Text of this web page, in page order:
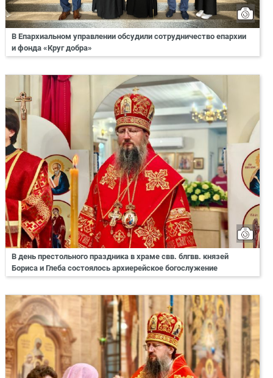
В Епархиальном управлении обсудили сотрудничество епархии
и фонда «Круг добра»
В день престольного праздника в храме свв. блгвв. князей
Бориса и Глеба состоялось архиерейское богослужение